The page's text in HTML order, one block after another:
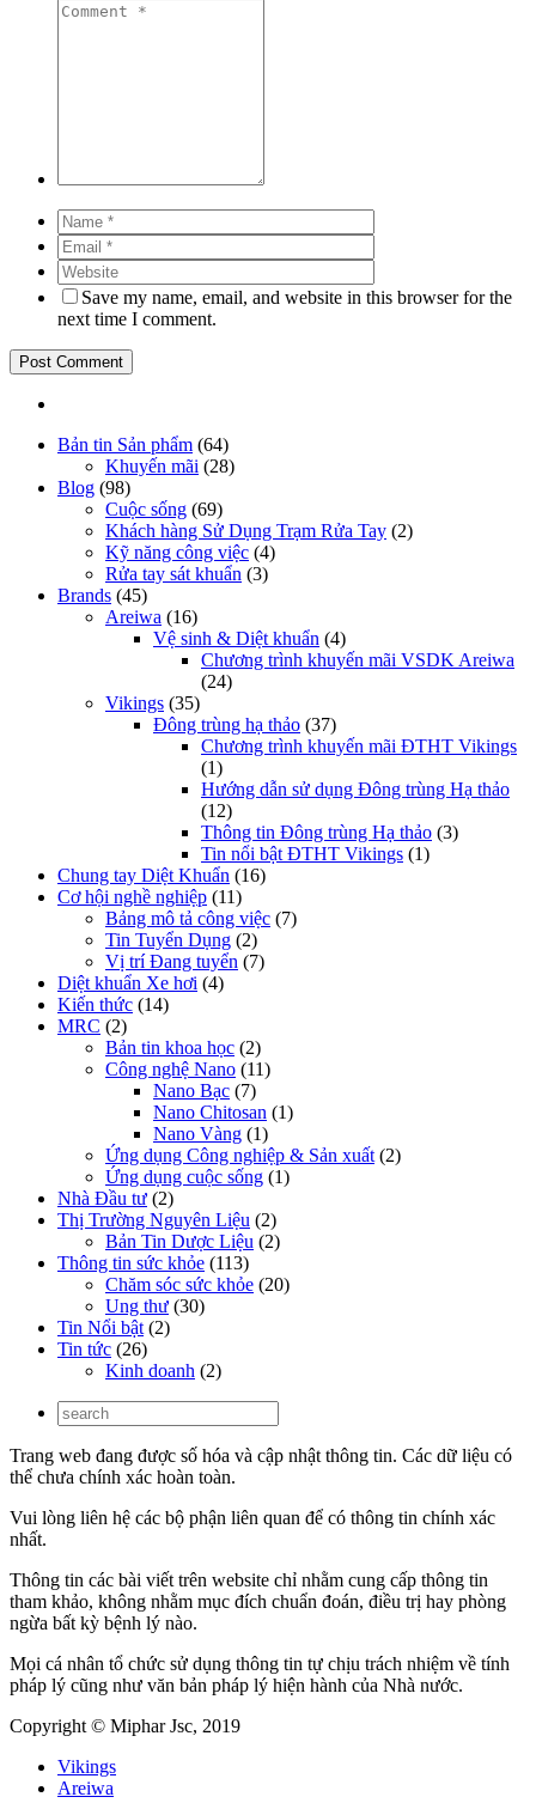
Save my name, email, and website in this browser for the
next time I comment.
Bản tin Sản phẩm (64)
Khuyến mãi (28)
Blog (98)
Cuộc sống (69)
Khách hàng Sử Dụng Trạm Rửa Tay (2)
Kỹ năng công việc (4)
Rửa tay sát khuẩn (3)
Brands (45)
Areiwa (16)
Vệ sinh & Diệt khuẩn (4)
Chương trình khuyến mãi VSDK Areiwa
(24)
Vikings (35)
Đông trùng hạ thảo (37)
Chương trình khuyến mãi ĐTHT Vikings
(1)
Hướng dẫn sử dụng Đông trùng Hạ thảo
(12)
Thông tin Đông trùng Hạ thảo (3)
Tin nổi bật ĐTHT Vikings (1)
Chung tay Diệt Khuẩn (16)
Cơ hội nghề nghiệp (11)
Bảng mô tả công việc (7)
Tin Tuyển Dụng (2)
Vị trí Đang tuyển (7)
Diệt khuẩn Xe hơi (4)
Kiến thức (14)
MRC (2)
Bản tin khoa học (2)
Công nghệ Nano (11)
Nano Bạc (7)
Nano Chitosan (1)
Nano Vàng (1)
Ứng dụng Công nghiệp & Sản xuất (2)
Ứng dụng cuộc sống (1)
Nhà Đầu tư (2)
Thị Trường Nguyên Liệu (2)
Bản Tin Dược Liệu (2)
Thông tin sức khỏe (113)
Chăm sóc sức khỏe (20)
Ung thư (30)
Tin Nổi bật (2)
Tin tức (26)
Kinh doanh (2)
Trang web đang được số hóa và cập nhật thông tin. Các dữ liệu có
thể chưa chính xác hoàn toàn.
Vui lòng liên hệ các bộ phận liên quan để có thông tin chính xác
nhất.
Thông tin các bài viết trên website chỉ nhằm cung cấp thông tin
tham khảo, không nhằm mục đích chuẩn đoán, điều trị hay phòng
ngừa bất kỳ bệnh lý nào.
Mọi cá nhân tổ chức sử dụng thông tin tự chịu trách nhiệm về tính
pháp lý cũng như văn bản pháp lý hiện hành của Nhà nước.
Copyright © Miphar Jsc, 2019
Vikings
Areiwa